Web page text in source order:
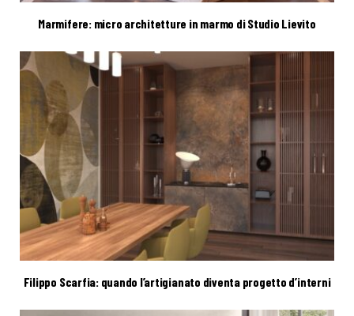
Marmifere: micro architetture in marmo di Studio Lievito
Filippo Scarfia: quando l’artigianato diventa progetto d’interni